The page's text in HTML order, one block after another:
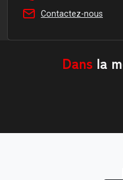
Contactez-nous
Dans la